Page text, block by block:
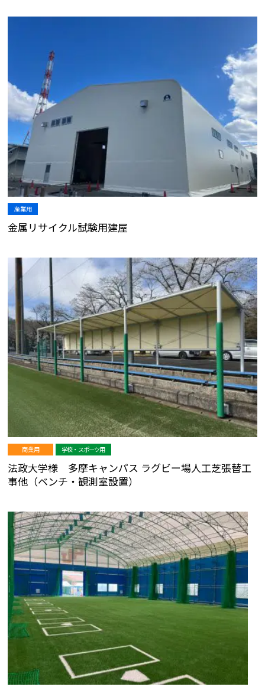
産業用
金属リサイクル試験用建屋
商業用 学校・スポーツ用
法政大学様 多摩キャンパス ラグビー場人工芝張替工
事他（ベンチ・観測室設置）